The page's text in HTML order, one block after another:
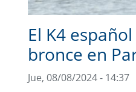
El K4
bronce en
Jue, 08/08/2024 - 14:37